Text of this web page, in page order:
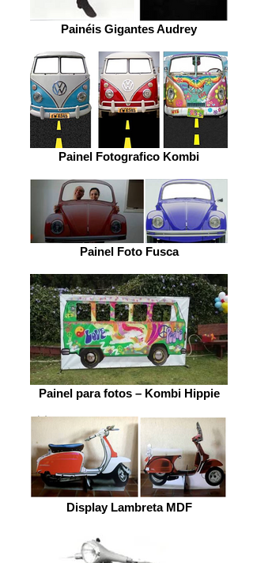
Painéis Gigantes Audrey
Painel Fotografico Kombi
Painel Foto Fusca
Painel para fotos – Kombi Hippie
Display Lambreta MDF